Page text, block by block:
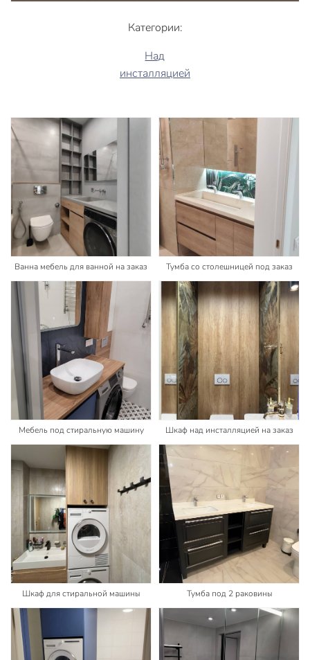
Категории:
Над
инсталляцией
Ванна мебель для ванной на заказ Тумба со столешницей под заказ
Мебель под стиральную машину Шкаф над инсталляцией на заказ
Шкаф для стиральной машины Тумба под 2 раковины